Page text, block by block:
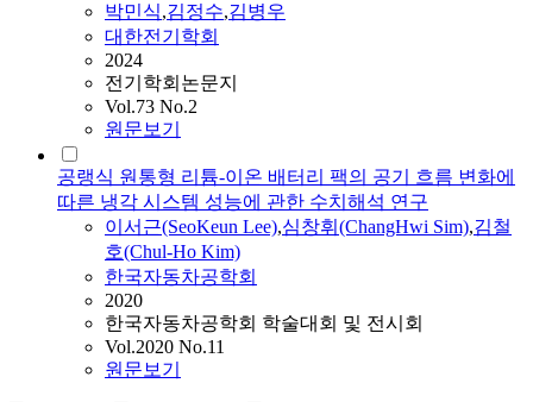
박민식,김정수,김병우
대한전기학회
2024
전기학회논문지
Vol.73 No.2
원문보기
공랭식 원통형 리튬-이온 배터리 팩의 공기 흐름 변화에
따른 냉각 시스템 성능에 관한 수치해석 연구
이서근(SeoKeun Lee),심창휘(ChangHwi Sim),김철
호(Chul-Ho Kim)
한국자동차공학회
2020
한국자동차공학회 학술대회 및 전시회
Vol.2020 No.11
원문보기